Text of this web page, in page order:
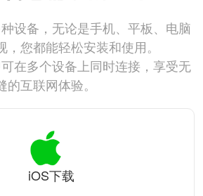
设备，无论是手机、平板、电脑
您都能轻松安装和使用。
在多个设备上同时连接，享受无
的互联网体验。
iOS下载